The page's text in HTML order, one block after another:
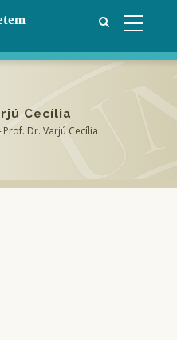
Cecília
Prof. Dr. Varjú Cecília